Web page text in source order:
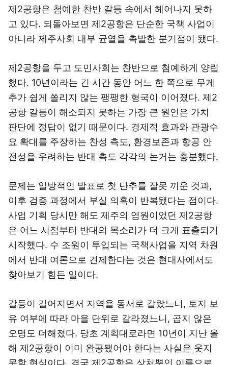
제2공항은 첨예한 찬반 갈등 속에서 헤어나지 못하
고 있다. 되돌아보면 제2공항은 단순한 국책 사업이
아니라 제주사회 내부 균열을 촉발한 분기점이 됐다.
제2공항을 두고 도민사회는 찬반으로 첨예하게 양립
했다. 10년이라는 긴 시간 동안 어느 한 쪽으로 무게
추가 쉽게 쏠리지 않는 팽팽한 형국이 이어졌다. 제2
공항 갈등이 해소되지 못하는 가장 큰 원인은 가치
판단에 정답이 없기 때문이다. 경제적 효과와 관광수
요 확대를 주장하는 찬성 측도, 환경보존과 항공 안
전성을 우려하는 반대 측도 각각의 논거는 충분했다.
문제는 일방적인 발표로 첫 단추를 잘못 끼운 것과,
이후 검증 과정에서 부실 의혹이 반복됐다는 점이다.
사업 기획 당시만 해도 제주의 염원이었던 제2공항
은 어느 시점부터 반대의 목소리가 더 크게 표출되기
시작했다. 수 조원이 투입되는 국책사업을 지역 차원
에서 반대 여론으로 견제한다는 것은 현대사에서도
찾아보기 힘든 일이다.
갈등이 길어지면서 지역을 동서로 갈랐느니, 토지 보
유 여부에 따라 마을 단위로 갈라졌느니, 곱지 않은
오명도 더해졌다. 당초 계획대로라면 10년이 지난 올
해 제2공항이 이미 완공됐어야 한다는 사실은 웃지
못할 현실이다. 결국 제2공항은 상처뿐인 이름으로